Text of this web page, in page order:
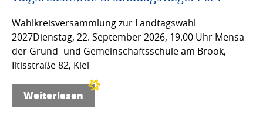
Wahlkreisversammlung zur Landtagswahl
2027Dienstag, 22. September 2026, 19.00 Uhr Mensa
der Grund- und Gemeinschaftsschule am Brook,
Iltisstraße 82, Kiel
Weiterlesen